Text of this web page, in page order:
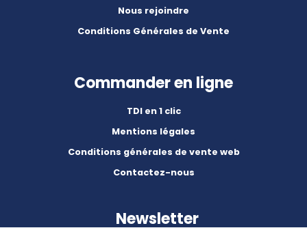
Nous rejoindre
Conditions Générales de Vente
Commander en ligne
TDI en 1 clic
Mentions légales
Conditions générales de vente web
Contactez-nous
Newsletter